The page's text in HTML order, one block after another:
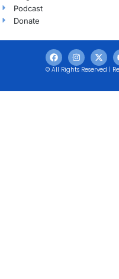
Podcast
Donate
© All Rights Reserved |